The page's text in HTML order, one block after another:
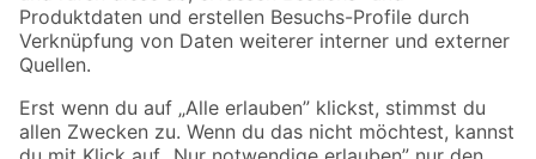
Sicher einkaufen